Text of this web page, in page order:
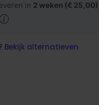
in 2 weken (€ 25,00)
Bekijk alternatieven